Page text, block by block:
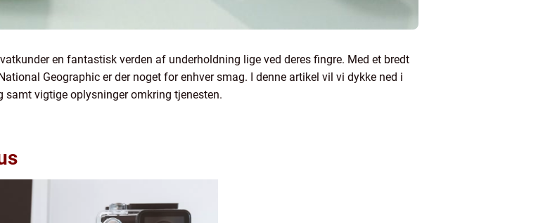
en fantastisk verden af underholdning lige ved deres fingre. Med et bredt
Geographic er der noget for enhver smag. I denne artikel vil vi dykke ned i
vigtige oplysninger omkring tjenesten.